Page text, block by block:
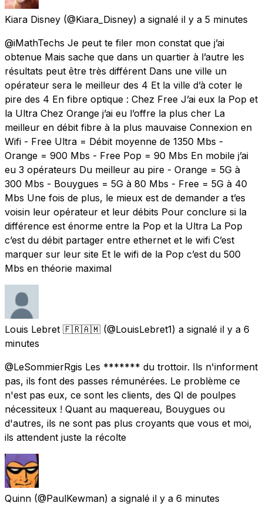
Kiara Disney (@Kiara_Disney) a signalé il y a 5 minutes
@iMathTechs Je peut te filer mon constat que j’ai
obtenue Mais sache que dans un quartier à l’autre les
résultats peut être très différent Dans une ville un
opérateur sera le meilleur des 4 Et la ville d’à coter le
pire des 4 En fibre optique : Chez Free J’ai eux la Pop et
la Ultra Chez Orange j’ai eu l’offre la plus cher La
meilleur en débit fibre à la plus mauvaise Connexion en
Wifi - Free Ultra = Débit moyenne de 1350 Mbs -
Orange = 900 Mbs - Free Pop = 90 Mbs En mobile j’ai
eu 3 opérateurs Du meilleur au pire - Orange = 5G à
300 Mbs - Bouygues = 5G à 80 Mbs - Free = 5G à 40
Mbs Une fois de plus, le mieux est de demander a t’es
voisin leur opérateur et leur débits Pour conclure si la
différence est énorme entre la Pop et la Ultra La Pop
c’est du débit partager entre ethernet et le wifi C’est
marquer sur leur site Et le wifi de la Pop c’est du 500
Mbs en théorie maximal
Louis Lebret 🇫🇷🇦🇲 (@LouisLebret1) a signalé il y a 6
minutes
@LeSommierRgis Les ******* du trottoir. Ils n'informent
pas, ils font des passes rémunérées. Le problème ce
n'est pas eux, ce sont les clients, des QI de poulpes
nécessiteux ! Quant au maquereau, Bouygues ou
d'autres, ils ne sont pas plus croyants que vous et moi,
ils attendent juste la récolte
Quinn (@PaulKewman) a signalé il y a 6 minutes